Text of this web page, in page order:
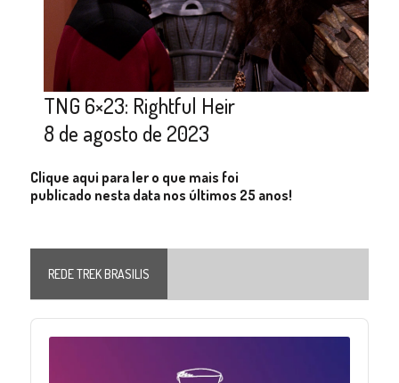
TNG 6×23: Rightful Heir
8 de agosto de 2023
Clique aqui para ler o que mais foi
publicado nesta data nos últimos 25 anos!
REDE TREK BRASILIS
Audio
Player